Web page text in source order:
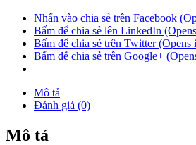
Nhấn vào chia sẻ trên Facebook
Bấm để chia sẻ lên LinkedIn
Bấm để chia sẻ trên Twitter
Bấm để chia sẻ trên Google+
Mô tả
Đánh giá (0)
Mô tả